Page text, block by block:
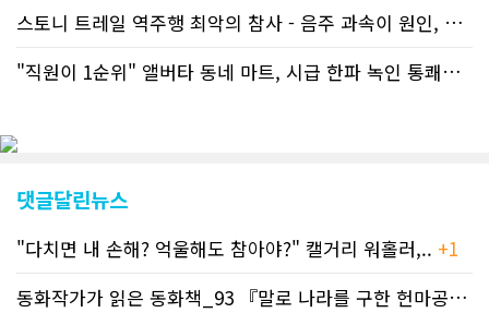
스토니 트레일 역주행 최악의 참사 - 음주 과속이 원인, 4명 사망..
"직원이 1순위" 앨버타 동네 마트, 시급 한파 녹인 통쾌한 반란 ..
댓글달린뉴스
"다치면 내 손해? 억울해도 참아야?" 캘거리 워홀러,.. +1
동화작가가 읽은 동화책_93 『말로 나라를 구한 헌마공..+2